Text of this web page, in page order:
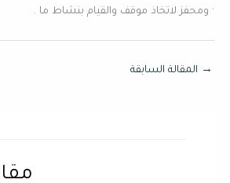
· ومحفز لاتخاذ موقف والقيام بنشاط ما .
→ المقالة السابقة